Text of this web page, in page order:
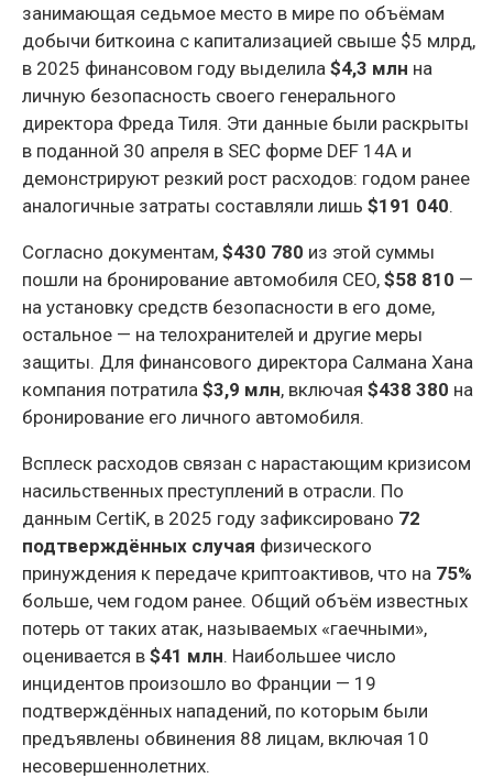
занимающая седьмое место в мире по объёмам
добычи биткоина с капитализацией свыше $5 млрд,
в 2025 финансовом году выделила $4,3 млн на
личную безопасность своего генерального
директора Фреда Тиля. Эти данные были раскрыты
в поданной 30 апреля в SEC форме DEF 14A и
демонстрируют резкий рост расходов: годом ранее
аналогичные затраты составляли лишь $191 040.
Согласно документам, $430 780 из этой суммы
пошли на бронирование автомобиля CEO, $58 810 —
на установку средств безопасности в его доме,
остальное — на телохранителей и другие меры
защиты. Для финансового директора Салмана Хана
компания потратила $3,9 млн, включая $438 380 на
бронирование его личного автомобиля.
Всплеск расходов связан с нарастающим кризисом
насильственных преступлений в отрасли. По
данным CertiK, в 2025 году зафиксировано 72
подтверждённых случая физического
принуждения к передаче криптоактивов, что на 75%
больше, чем годом ранее. Общий объём известных
потерь от таких атак, называемых «гаечными»,
оценивается в $41 млн. Наибольшее число
инцидентов произошло во Франции — 19
подтверждённых нападений, по которым были
предъявлены обвинения 88 лицам, включая 10
несовершеннолетних.